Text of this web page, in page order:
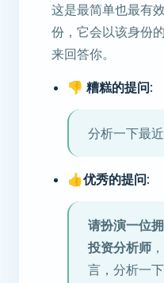
这是最简单也最有
份，它会以该身份
来回答你。
👎 糟糕的提问:
分析一下最
👍优秀的提问:
请扮演一位
投资分析师
言，分析一